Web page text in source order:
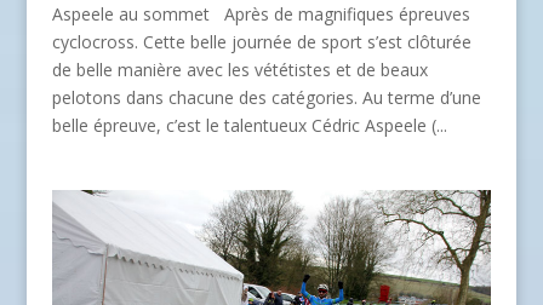
Aspeele au sommet Après de magnifiques épreuves
cyclocross. Cette belle journée de sport s’est clôturée
de belle manière avec les vététistes et de beaux
pelotons dans chacune des catégories. Au terme d’une
belle épreuve, c’est le talentueux Cédric Aspeele (...